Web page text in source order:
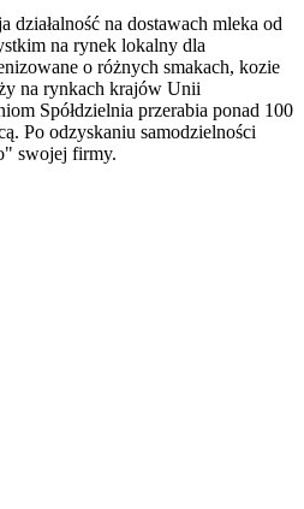
na dostawach mleka od
na rynek lokalny dla
o różnych smakach, kozie
na rynkach krajów Unii
Spółdzielnia przerabia ponad 100
Po odzyskaniu samodzielności
swojej firmy.